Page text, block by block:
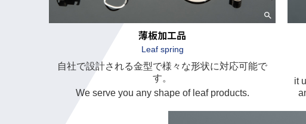
薄板加工品
Leaf spring
自社で設計される金型で様々な形状に対応可能で
す。
We serve you any shape of leaf products.
it